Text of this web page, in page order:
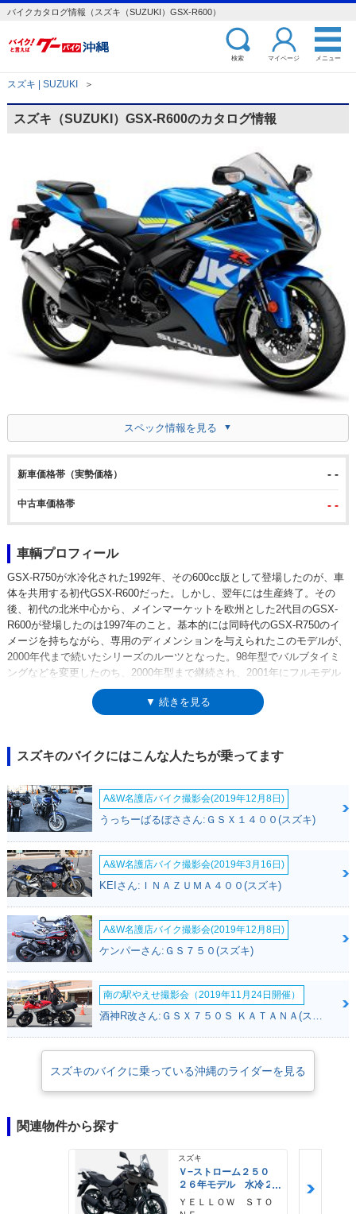
バイクカタログ情報（スズキ（SUZUKI）GSX-R600）
検索 マイページ メニュー
スズキ | SUZUKI ＞
スズキ（SUZUKI）GSX-R600のカタログ情報
スペック情報を見る
新車価格帯（実勢価格） - -
中古車価格帯 - -
車輌プロフィール
GSX-R750が水冷化された1992年、その600cc版として登場したのが、車
体を共用する初代GSX-R600だった。しかし、翌年には生産終了。その
後、初代の北米中心から、メインマーケットを欧州とした2代目のGSX-
R600が登場したのは1997年のこと。基本的には同時代のGSX-R750のイ
メージを持ちながら、専用のディメンションを与えられたこのモデルが、
2000年代まで続いたシリーズのルーツとなった。98年型でバルブタイミ
ングなどを変更したのち、2000年型まで継続され、2001年にフルモデル
チェンジ。フューエルインジェクションを採用。04年からの4代目では、
これまでのGSX-R750ベースから、GSX-R1000ベースに変更された。これ
ことになった。その後も、2006年、08年とモデルチェンジを繰り返し、
2011年型では、再びGSX-R750と基本を共通化。従来比9kgの軽量化にも
成功していた。以降、2017年モデルまで大きな変更なく生産が続けら
れ、欧州ではいったんラインナップから落ちているが、北米市場では
2018年モデルとして継続販売されていた（本稿作成の2018年7月現在）。
GSX-R600は海外向けモデルであり、日本国内ではモトマップを通じ、
▼ 続きを見る
スズキのバイクにはこんな人たちが乗ってます
A&W名護店バイク撮影会(2019年12月8日)
うっちーばるぼささん:ＧＳＸ１４００(スズキ)
A&W名護店バイク撮影会(2019年3月16日)
KEIさん:ＩＮＡＺＵＭＡ４００(スズキ)
A&W名護店バイク撮影会(2019年12月8日)
ケンパーさん:ＧＳ７５０(スズキ)
南の駅やえせ撮影会（2019年11月24日開催）
スズキのバイクに乗っている沖縄のライダーを見る
関連物件から探す
スズキ
Ｖ−ストローム２５０
２６年モデル 水冷２
気筒エンジン ＬＥＤ
ヘッドライト標準装備
ＹＥＬＬＯＷ ＳＴＯ